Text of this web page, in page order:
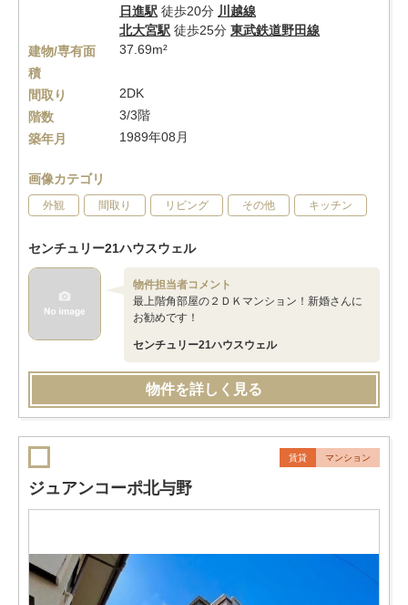
日進駅 徒歩20分 川越線
北大宮駅 徒歩25分 東武鉄道野田線
建物/専有面
積
37.69m²
間取り
2DK
階数
3/3階
築年月
1989年08月
画像カテゴリ
外観 間取り リビング その他 キッチン
センチュリー21ハウスウェル
物件担当者コメント
最上階角部屋の２ＤＫマンション！新婚さんに
お勧めです！
センチュリー21ハウスウェル
物件を詳しく見る
賃貸 マンション
ジュアンコーポ北与野